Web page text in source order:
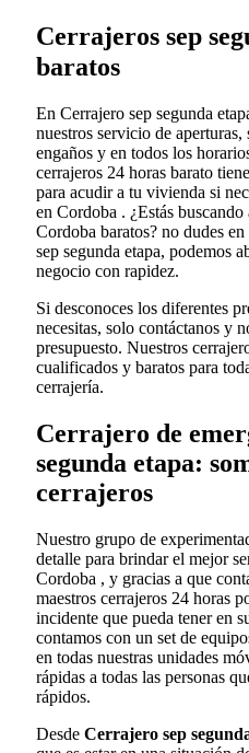
Cerrajeros sep
baratos
En Cerrajero sep segunda
nuestros servicio de
engaños y en todos los
cerrajeros 24 horas barato
para acudir a tu vivienda si
en Cordoba . ¿Estás
Cordoba baratos? no dudes
sep segunda etapa, podemos
negocio con rapidez.
Si desconoces los diferentes
necesitas, solo contáctanos y
presupuesto. Nuestros
cualificados y baratos para
cerrajería.
Cerrajero de
segunda etapa:
cerrajeros
Nuestro grupo de
detalle para brindar el mejor
Cordoba , y gracias a que
maestros cerrajeros 24 horas
incidente que pueda tener en
contamos con un set de
en todas nuestras unidades
rápidas a todas las personas
rápidos.
Desde Cerrajero sep